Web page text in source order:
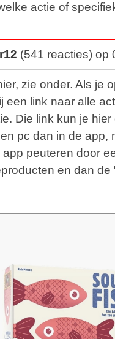
actie of
(541 reacties) op
zie onder. Als je
een link naar alle
Die link kun je
pc dan in de app,
peuteren door
en dan de